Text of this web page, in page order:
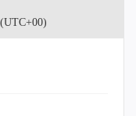
(UTC+00)